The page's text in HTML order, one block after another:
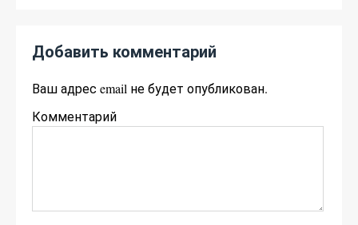
Добавить комментарий
Ваш адрес email не будет опубликован.
Комментарий